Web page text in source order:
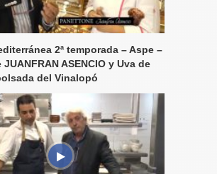
2ª temporada – Aspe –
ASENCIO y Uva de
del Vinalopó